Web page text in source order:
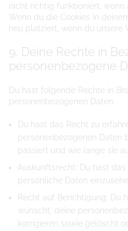
nicht richtig funktioniert, wenn
Wenn du die Cookies in
neu platziert, wenn du unsere
9. Deine Rechte in
personenbezogene
Du hast folgende Rechte in
personenbezogenen Daten:
Du hast das Recht zu
personenbezogenen Daten
passiert und wie lange sie
Auskunftsrecht: Du hast
persönliche Daten
Recht auf Berichtigung: Du
wünscht, deine
korrigieren sowie gelöscht